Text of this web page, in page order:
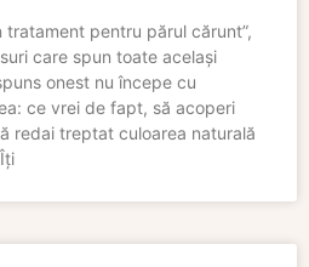
tratament pentru părul cărunt”,
care spun toate același
onest nu începe cu
ce vrei de fapt, să acoperi
redai treptat culoarea naturală